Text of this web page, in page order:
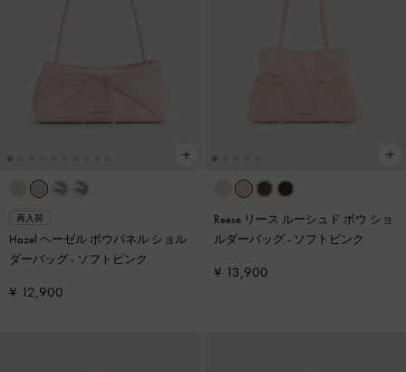
再入荷
Hazel ヘーゼル ボウパネル ショル
ダーバッグ- ソフトピンク
¥ 12,900
Reese リース ルーシュド ボウ ショ
ルダーバッグ- ソフトピンク
¥ 13,900